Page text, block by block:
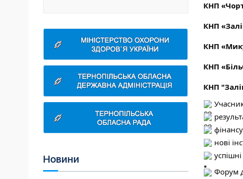
Новини
КНП
КНП
КНП
КНП
КНП
нові
Форум